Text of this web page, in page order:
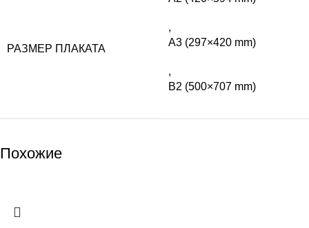
РАЗМЕР ПЛАКАТА
,
A3 (297×420 mm)
,
B2 (500×707 mm)
Похожие